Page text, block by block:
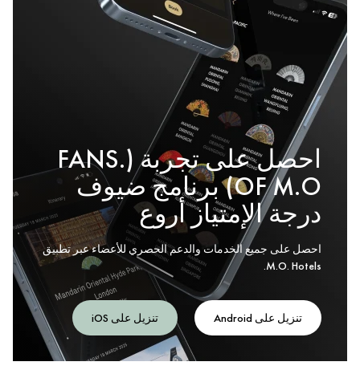
احصل على تجربة (.FANS
OF M.O) برنامج ضيوف
درجة الإمتياز أروع
احصل على جميع الخدمات والدعم الحصري للأعضاء عبر تطبيق
M.O. Hotels.
تنزيل على Android تنزيل على iOS